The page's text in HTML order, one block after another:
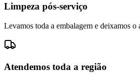
Limpeza pós-serviço
Levamos toda a embalagem e deixamos o
Atendemos toda a região